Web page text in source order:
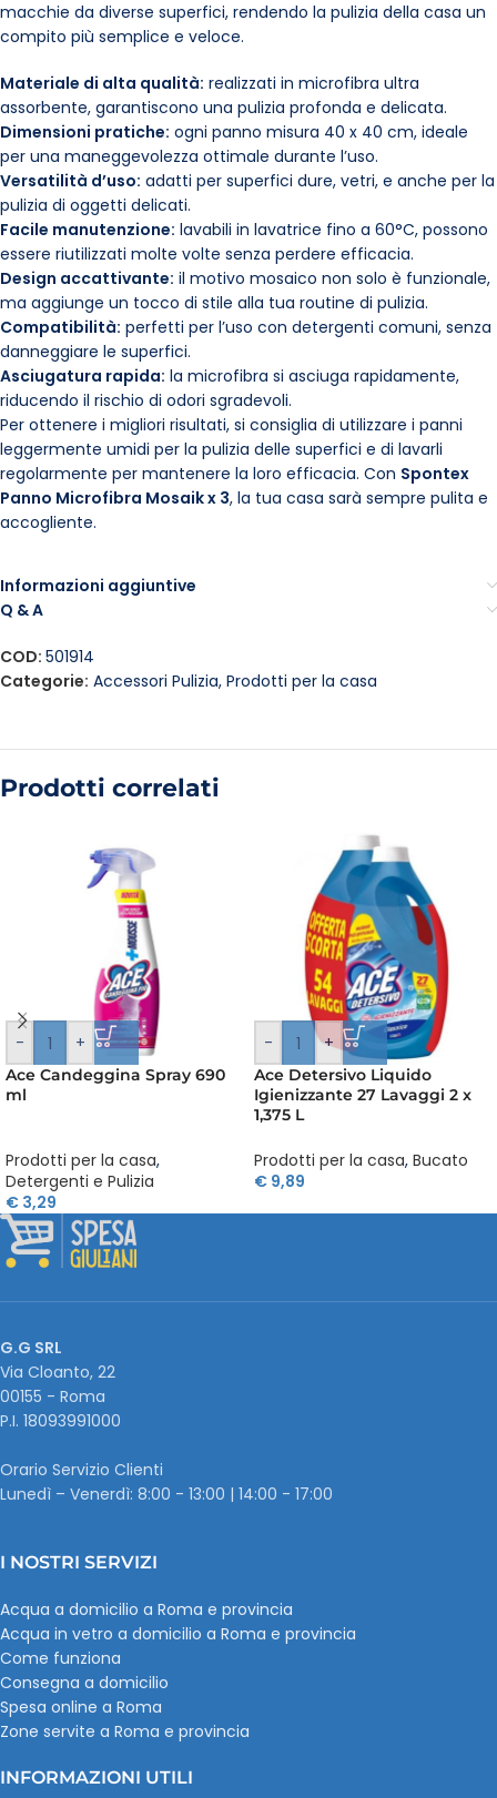
macchie da diverse superfici, rendendo la pulizia della casa un
compito più semplice e veloce.
Materiale di alta qualità: realizzati in microfibra ultra
assorbente, garantiscono una pulizia profonda e delicata.
Dimensioni pratiche: ogni panno misura 40 x 40 cm, ideale
per una maneggevolezza ottimale durante l’uso.
Versatilità d’uso: adatti per superfici dure, vetri, e anche per la
pulizia di oggetti delicati.
Facile manutenzione: lavabili in lavatrice fino a 60°C, possono
essere riutilizzati molte volte senza perdere efficacia.
Design accattivante: il motivo mosaico non solo è funzionale,
ma aggiunge un tocco di stile alla tua routine di pulizia.
Compatibilità: perfetti per l’uso con detergenti comuni, senza
danneggiare le superfici.
Asciugatura rapida: la microfibra si asciuga rapidamente,
riducendo il rischio di odori sgradevoli.
Per ottenere i migliori risultati, si consiglia di utilizzare i panni
leggermente umidi per la pulizia delle superfici e di lavarli
regolarmente per mantenere la loro efficacia. Con Spontex
Panno Microfibra Mosaik x 3, la tua casa sarà sempre pulita e
accogliente.
Informazioni aggiuntive
Q & A
COD: 501914
Categorie: Accessori Pulizia, Prodotti per la casa
Prodotti correlati
- +
Ace Candeggina Spray 690
ml
Prodotti per la casa,
Detergenti e Pulizia
€ 3,29
- +
Ace Detersivo Liquido
Igienizzante 27 Lavaggi 2 x
1,375 L
Prodotti per la casa, Bucato
€ 9,89
G.G SRL
Via Cloanto, 22
00155 - Roma
P.I. ‭18093991000
Orario Servizio Clienti
Lunedì – Venerdì: 8:00 - 13:00 | 14:00 - 17:00
I NOSTRI SERVIZI
Acqua a domicilio a Roma e provincia
Acqua in vetro a domicilio a Roma e provincia
Come funziona
Consegna a domicilio
Spesa online a Roma
Zone servite a Roma e provincia
INFORMAZIONI UTILI